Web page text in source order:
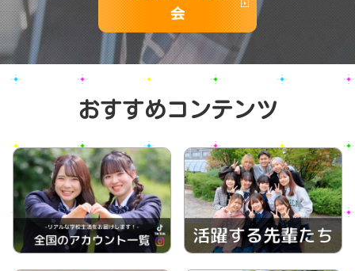
会
おすすめコンテンツ